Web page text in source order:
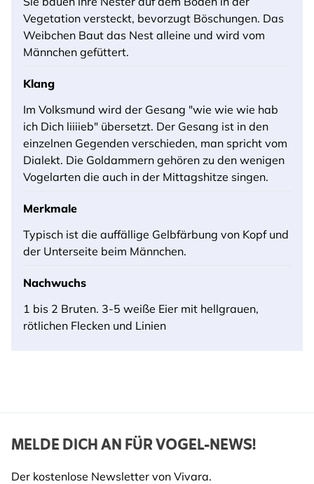
Vegetation versteckt, bevorzugt Böschungen. Das
Weibchen Baut das Nest alleine und wird vom
Männchen gefüttert.
Klang
Im Volksmund wird der Gesang "wie wie wie hab
ich Dich liiiieb" übersetzt. Der Gesang ist in den
einzelnen Gegenden verschieden, man spricht vom
Dialekt. Die Goldammern gehören zu den wenigen
Vogelarten die auch in der Mittagshitze singen.
Merkmale
Typisch ist die auffällige Gelbfärbung von Kopf und
der Unterseite beim Männchen.
Nachwuchs
1 bis 2 Bruten. 3-5 weiße Eier mit hellgrauen,
rötlichen Flecken und Linien
MELDE DICH AN FÜR VOGEL-NEWS!
Der kostenlose Newsletter von Vivara.